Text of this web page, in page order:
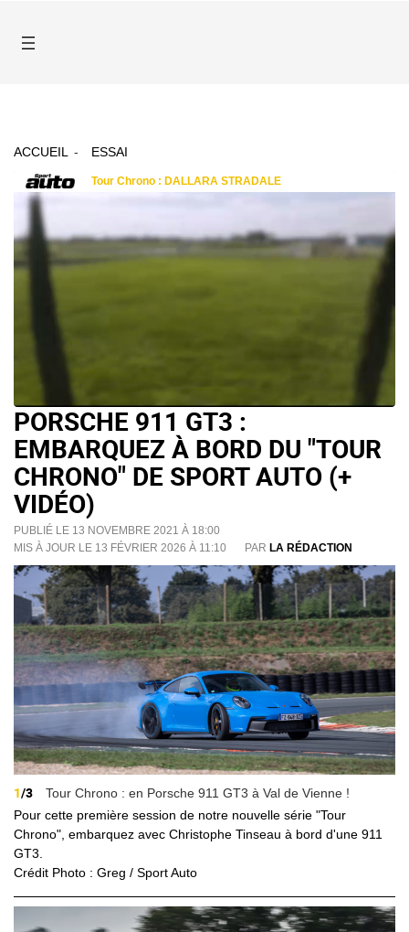
ACCUEIL ESSAI
PORSCHE 911 GT3 :
EMBARQUEZ À BORD DU "TOUR
CHRONO" DE SPORT AUTO (+
VIDÉO)
PUBLIÉ LE 13 NOVEMBRE 2021 À 18:00
MIS À JOUR LE 13 FÉVRIER 2026 À 11:10
PAR LA RÉDACTION
1/3
Tour Chrono : en Porsche 911 GT3 à Val de Vienne !
Pour cette première session de notre nouvelle série "Tour
Chrono", embarquez avec Christophe Tinseau à bord d'une 911
GT3.
Crédit Photo : Greg / Sport Auto